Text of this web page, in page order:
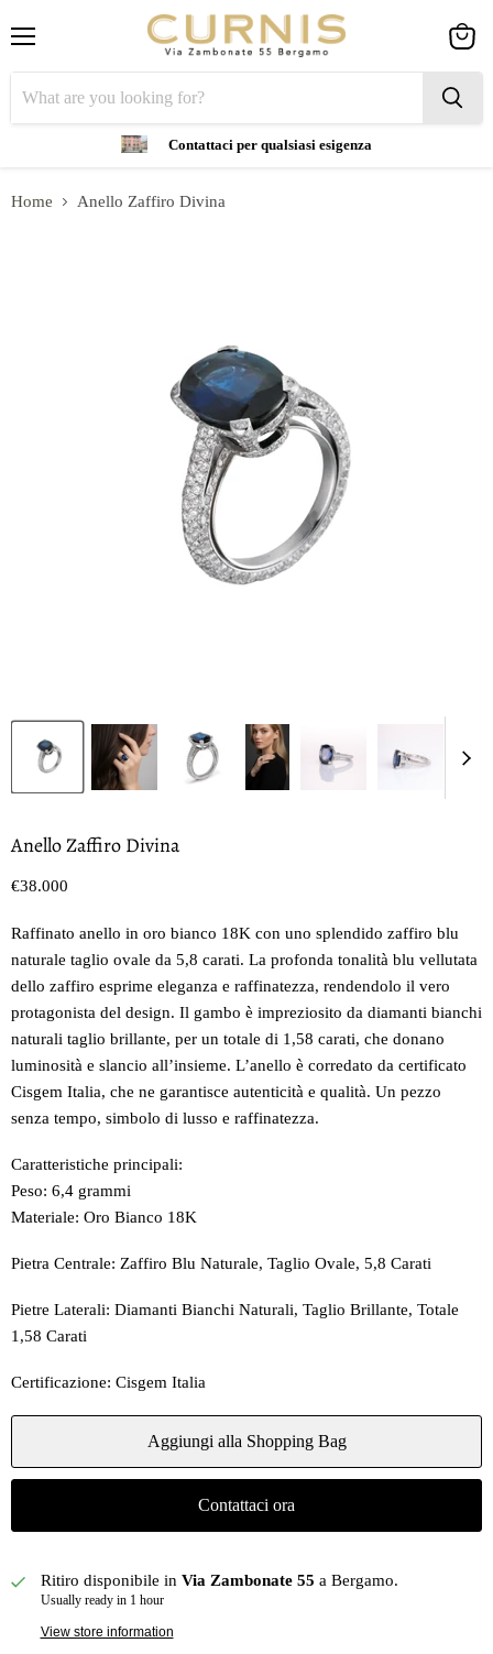
Contattaci per qualsiasi esigenza
cart
Home Anello Zaffiro Divina
Anello Zaffiro Divina
Prezzo oggi
€38.000
Raffinato anello in oro bianco 18K con uno splendido zaffiro blu
naturale taglio ovale da 5,8 carati. La profonda tonalità blu vellutata
dello zaffiro esprime eleganza e raffinatezza, rendendolo il vero
protagonista del design. Il gambo è impreziosito da diamanti bianchi
naturali taglio brillante, per un totale di 1,58 carati, che donano
luminosità e slancio all’insieme. L’anello è corredato da certificato
Cisgem Italia, che ne garantisce autenticità e qualità. Un pezzo
senza tempo, simbolo di lusso e raffinatezza.
Caratteristiche principali:
Peso: 6,4 grammi
Materiale: Oro Bianco 18K
Pietra Centrale: Zaffiro Blu Naturale, Taglio Ovale, 5,8 Carati
Pietre Laterali: Diamanti Bianchi Naturali, Taglio Brillante, Totale
1,58 Carati
Certificazione: Cisgem Italia
Aggiungi alla Shopping Bag
Contattaci ora
Ritiro disponibile in Via Zambonate 55 a Bergamo.
Usually ready in 1 hour
View store information